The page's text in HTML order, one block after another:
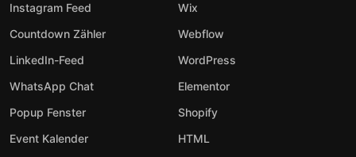
Instagram Feed
Countdown Zähler
LinkedIn-Feed
WhatsApp Chat
Popup Fenster
Event Kalender
Wix
Webflow
WordPress
Elementor
Shopify
HTML